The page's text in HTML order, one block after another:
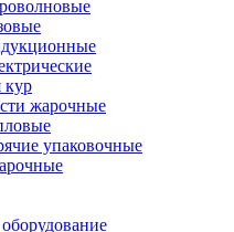
кур
жарочные
упаковочные